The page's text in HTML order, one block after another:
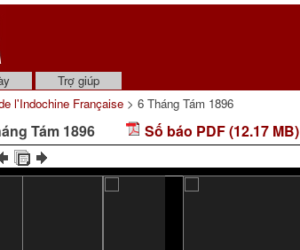
Trợ giúp
l'Indochine Française > 6 Tháng Tám 1896
Tám 1896 Số báo PDF (12.17 MB)